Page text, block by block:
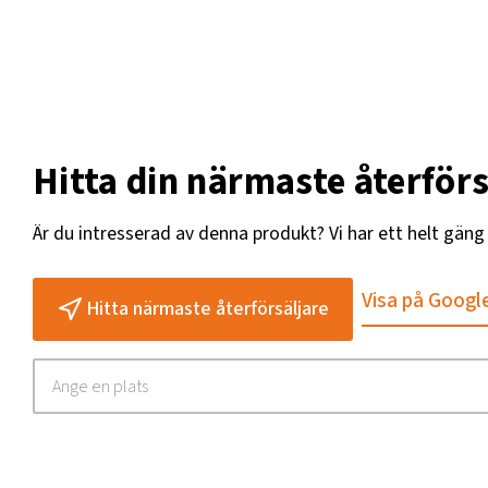
Hitta din närmaste
Är du intresserad av denna produkt? Vi har ett helt
Hitta närmaste återförsäljare Visa på